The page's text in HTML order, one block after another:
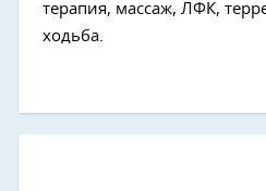
терапия, массаж, ЛФК,
ходьба.